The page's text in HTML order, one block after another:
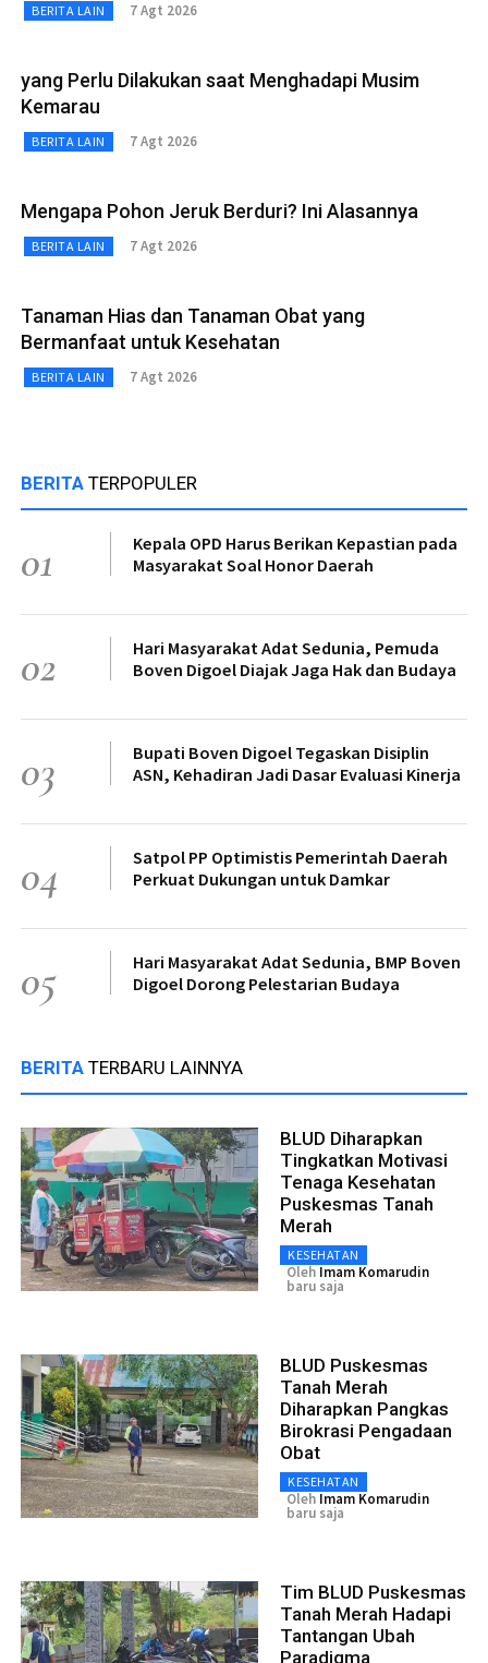
BERITA LAIN 7 Agt 2026
yang Perlu Dilakukan saat Menghadapi Musim
Kemarau
BERITA LAIN 7 Agt 2026
Mengapa Pohon Jeruk Berduri? Ini Alasannya
BERITA LAIN 7 Agt 2026
Tanaman Hias dan Tanaman Obat yang
Bermanfaat untuk Kesehatan
BERITA LAIN 7 Agt 2026
BERITA TERPOPULER
01
Kepala OPD Harus Berikan Kepastian pada
Masyarakat Soal Honor Daerah
02
Hari Masyarakat Adat Sedunia, Pemuda
Boven Digoel Diajak Jaga Hak dan Budaya
03
Bupati Boven Digoel Tegaskan Disiplin
ASN, Kehadiran Jadi Dasar Evaluasi Kinerja
04
Satpol PP Optimistis Pemerintah Daerah
Perkuat Dukungan untuk Damkar
05
Hari Masyarakat Adat Sedunia, BMP Boven
Digoel Dorong Pelestarian Budaya
BERITA TERBARU LAINNYA
BLUD Diharapkan
Tingkatkan Motivasi
Tenaga Kesehatan
Puskesmas Tanah
Merah
KESEHATAN
Oleh Imam Komarudin
baru saja
BLUD Puskesmas
Tanah Merah
Diharapkan Pangkas
Birokrasi Pengadaan
Obat
KESEHATAN
Oleh Imam Komarudin
baru saja
Tim BLUD Puskesmas
Tanah Merah Hadapi
Tantangan Ubah
Paradigma